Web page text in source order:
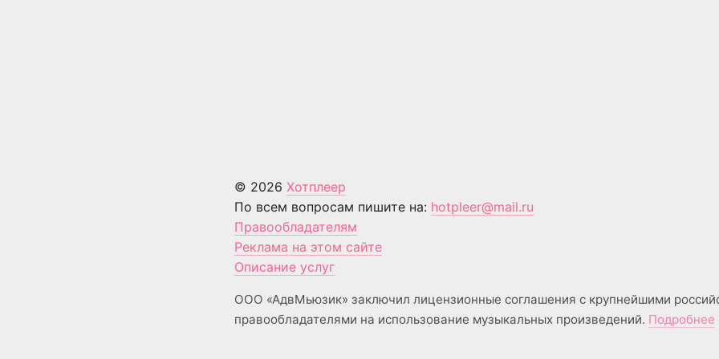
© 2026 Хотплеер
По всем вопросам пишите на: hotpleer@mail.ru
Правообладателям
Реклама на этом сайте
Описание услуг
ООО «АдвМьюзик» заключил лицензионные соглашения с крупнейшими
правообладателями на использование музыкальных произведений. Подробнее